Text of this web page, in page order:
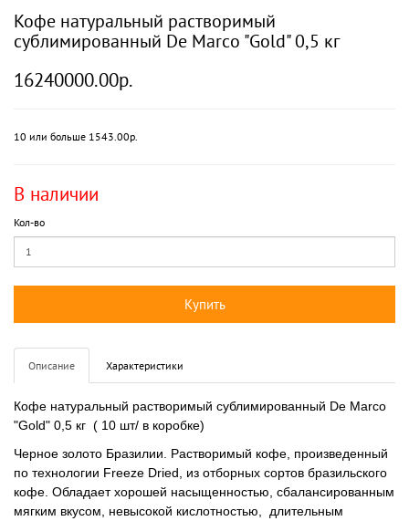
Кофе натуральный растворимый
сублимированный De Marco "Gold" 0,5 кг
16240000.00р.
10 или больше 1543.00р.
В наличии
Кол-во
Купить
Описание Характеристики
Кофе натуральный растворимый сублимированный De Marco
"Gold" 0,5 кг ( 10 шт/ в коробке)
Черное золото Бразилии. Растворимый кофе, произведенный
по технологии Freeze Dried, из отборных сортов бразильского
кофе. Обладает хорошей насыщенностью, сбалансированным
мягким вкусом, невысокой кислотностью, длительным